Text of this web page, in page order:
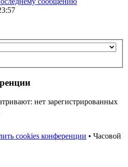
нет зарегистрированных
cookies конференции • Часовой